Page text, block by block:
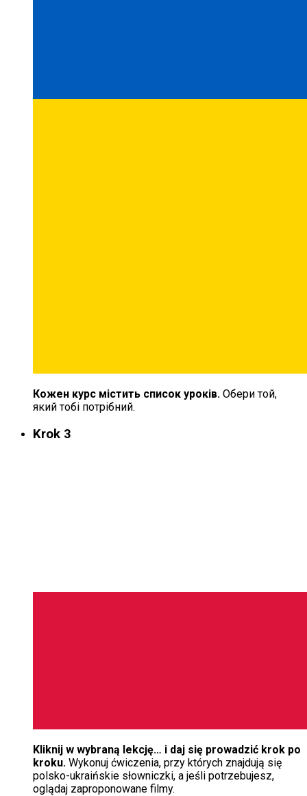
Кожен курс містить список уроків. Обери той,
який тобі потрібний.
Krok 3
Kliknij w wybraną lekcję… i daj się prowadzić krok po
kroku. Wykonuj ćwiczenia, przy których znajdują się
polsko-ukraińskie słowniczki, a jeśli potrzebujesz,
oglądaj zaproponowane filmy.